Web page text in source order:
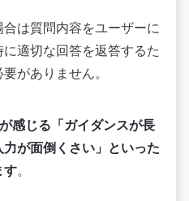
は質問内容をユーザーに
適切な回答を返答するた
がありません。
感じる「ガイダンスが長
が面倒くさい」といった
す。